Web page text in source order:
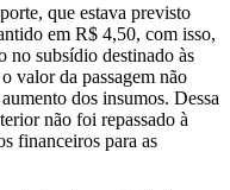
que estava previsto
em R$ 4,50, com isso,
no subsídio destinado às
valor da passagem não
dos insumos. Dessa
não foi repassado à
financeiros para as